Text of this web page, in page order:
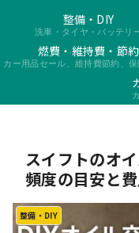
整備・DIY
洗車・タイヤ・バッテリ
燃費・維持費・節約
カー用品セール、維持費節約、保
スイフトのオ
頻度の目安と
整備・DIY